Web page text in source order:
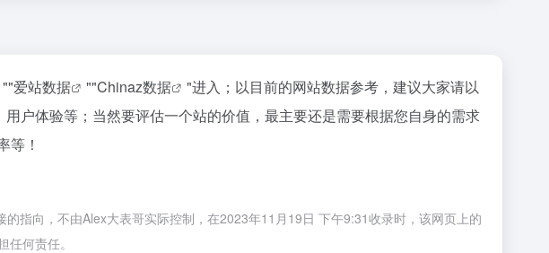
""爱站数据 ""Chinaz数据
"进入；以目前的网站数据参考，建议大家请以
户体验等；当然要评估一个站的价值，最主要还是需要根据您自身的需求
等！
指向，不由Alex大表哥实际控制，在2023年11月19日 下午9:31收录时，该网页上的
何责任。